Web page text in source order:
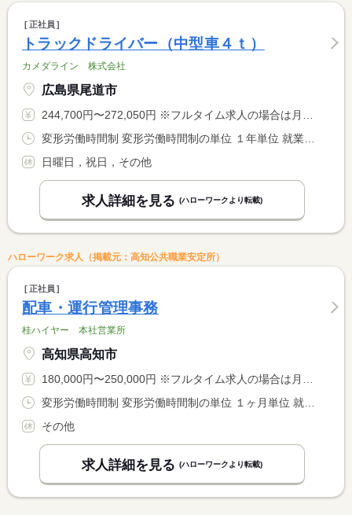
正社員
トラックドライバー（中型車４ｔ）
カメダライン 株式会社
広島県尾道市
244,700円〜272,050円 ※フルタイム求人の場合は月額（換算額）、パート求人の場合は時間額を表示しています。
変形労働時間制 変形労働時間制の単位 １年単位 就業時間１ 8時00分〜16時45分
日曜日，祝日，その他
求人詳細を見る (ハローワークより転載)
ハローワーク求人（掲載元：高知公共職業安定所）
正社員
配車・運行管理事務
桂ハイヤー 本社営業所
高知県高知市
180,000円〜250,000円 ※フルタイム求人の場合は月額（換算額）、パート求人の場合は時間額を表示しています。
変形労働時間制 変形労働時間制の単位 １ヶ月単位 就業時間１ 6時00分〜14時00分 就業時間２ 12時00分〜20時00分 就業時間３ 20時00分〜4時00分 就業時間に関する特記事項 ２４時間を概ね３交代のシフト勤務を行っています。
その他
求人詳細を見る (ハローワークより転載)